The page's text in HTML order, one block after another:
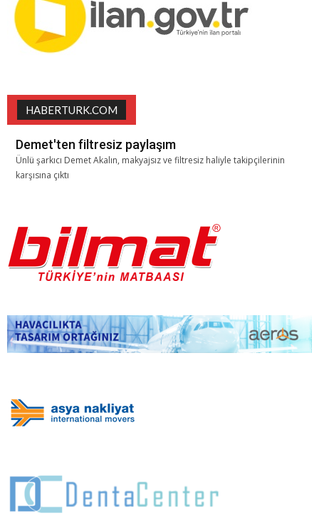
HABERTURK.COM
Demet'ten filtresiz paylaşım
Ünlü şarkıcı Demet Akalın, makyajsız ve filtresiz haliyle takipçilerinin
karşısına çıktı